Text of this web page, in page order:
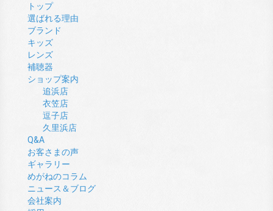
トップ
選ばれる理由
ブランド
キッズ
レンズ
補聴器
ショップ案内
追浜店
衣笠店
逗子店
久里浜店
Q&A
お客さまの声
ギャラリー
めがねのコラム
ニュース＆ブログ
会社案内